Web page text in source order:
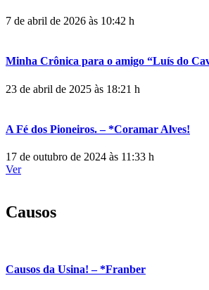
7 de abril de 2026 às 10:42 h
Minha Crônica para o amigo “Luís do
23 de abril de 2025 às 18:21 h
A Fé dos Pioneiros. – *Coramar Alves!
17 de outubro de 2024 às 11:33 h
Ver
Causos
Causos da Usina! – *Franber